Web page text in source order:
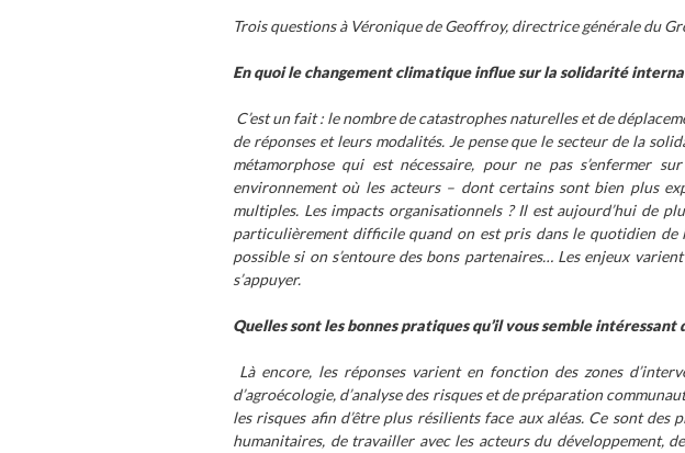
Trois questions à Véronique de Geoffroy, directrice générale du
En quoi le changement climatique influe sur la solidarité
C’est un fait : le nombre de catastrophes naturelles et de
de réponses et leurs modalités. Je pense que le secteur de la
métamorphose qui est nécessaire, pour ne pas s’enfermer
environnement où les acteurs – dont certains sont bien plus
multiples. Les impacts organisationnels ? Il est aujourd’hui de
particulièrement difficile quand on est pris dans le quotidien de
possible si on s’entoure des bons partenaires… Les enjeux
s’appuyer.
Quelles sont les bonnes pratiques qu’il vous semble intéressant
Là encore, les réponses varient en fonction des zones
d’agroécologie, d’analyse des risques et de préparation
les risques afin d’être plus résilients face aux aléas. Ce sont
humanitaires, de travailler avec les acteurs du développement,